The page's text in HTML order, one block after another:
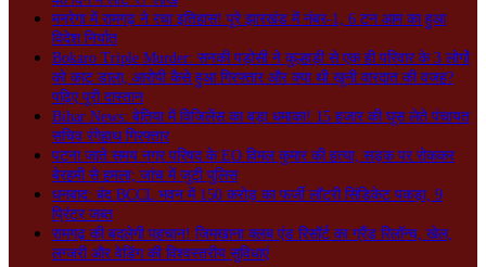
मनरेगा में रामगढ़ ने रचा इतिहास! पूरे झारखंड में नंबर-1, 6 टन आम का हुआ
विदेश निर्यात
Bokaro Triple Murder: सनकी पड़ोसी ने कुल्हाड़ी से एक ही परिवार के 3 लोगों
को काट डाला, आरोपी कैसे हुआ गिरफ्तार और क्या थी खूनी वारदात की वजह?
पढ़िए पूरी दास्तान
Bihar News: बेतिया में विजिलेंस का बड़ा धमाका! 15 हजार की घूस लेते पंचायत
सचिव रंगेहाथ गिरफ्तार
पटना जाते समय नगर परिषद के EO विमल कुमार की हत्या, सड़क पर रोककर
बेरहमी से हमला; जांच में जुटी पुलिस
धनबाद: बंद BCCL भवन में 150 करोड़ का फर्जी लॉटरी सिंडिकेट पकड़ा, 9
प्रिंटर जब्त
रामगढ़ की बदलेगी पहचान! जिमखाना क्लब एंड रिसॉर्ट का ग्रैंड रिलॉन्च, खेल,
लग्जरी और वेडिंग की विश्वस्तरीय सुविधाएं